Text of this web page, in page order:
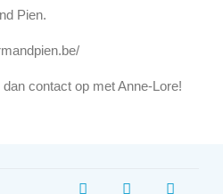
Pien.
contact op met Anne-Lore!